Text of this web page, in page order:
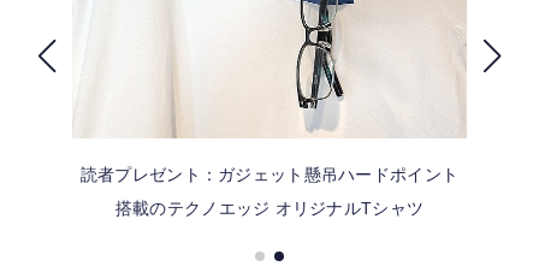
FOLLOW US
読者プレゼント：ガジェット懸吊ハードポイント
搭載のテクノエッジ オリジナルTシャツ